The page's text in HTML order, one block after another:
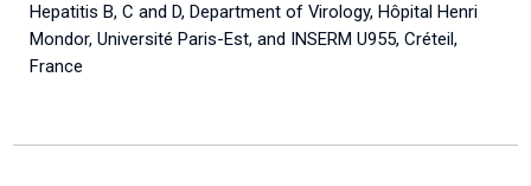
Hepatitis B, C and D, Department of Virology, Hôpital Henri
Mondor, Université Paris-Est, and INSERM U955, Créteil,
France